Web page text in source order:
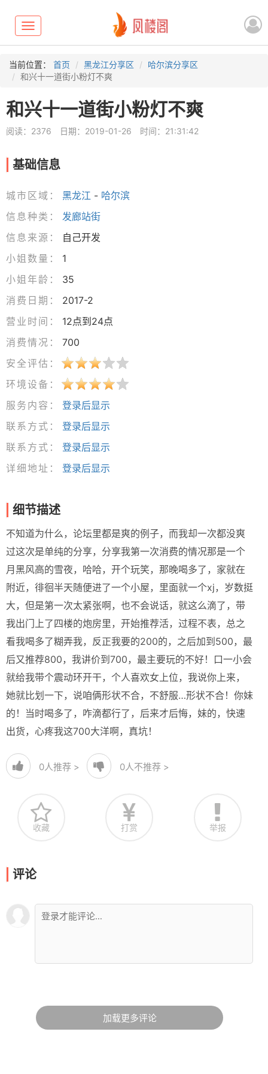
Toggle
navigation
当前位置： 首页 黑龙江分享区
哈尔滨分享区
和兴十一道街小粉灯不爽
和兴十一道街小粉灯不爽
阅读：2376 日期：2019-01-26 时间：21:31:42
基础信息
城市区域： 黑龙江 - 哈尔滨
信息种类：
发廊站街
信息来源：
自己开发
小姐数量：
1
小姐年龄：
35
消费日期：
2017-2
营业时间：
12点到24点
消费情况：
700
安全评估：
环境设备：
服务内容：
登录后显示
联系方式：
登录后显示
联系方式：
登录后显示
详细地址：
登录后显示
细节描述
不知道为什么，论坛里都是爽的例子，而我却一次都没爽
过这次是单纯的分享，分享我第一次消费的情况那是一个
月黑风高的雪夜，哈哈，开个玩笑，那晚喝多了，家就在
附近，徘徊半天随便进了一个小屋，里面就一个xj，岁数挺
大，但是第一次太紧张啊，也不会说话，就这么滴了，带
我出门上了四楼的炮房里，开始推荐活，过程不表，总之
看我喝多了糊弄我，反正我要的200的，之后加到500，最
后又推荐800，我讲价到700，最主要玩的不好！口一小会
就给我带个震动环开干，个人喜欢女上位，我说你上来，
她就比划一下，说咱俩形状不合，不舒服…形状不合！你妹
的！当时喝多了，咋滴都行了，后来才后悔，妹的，快速
出货，心疼我这700大洋啊，真坑！
0人推荐 > 0人不推荐 >
收藏 打赏 举报
评论
加载更多评论